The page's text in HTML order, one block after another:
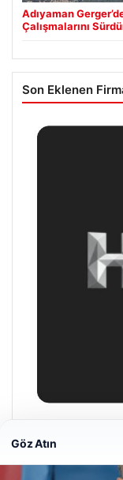
Adıyaman
Çalışmalarını
Son Eklenen
Enes Kaplan
Göz Atın